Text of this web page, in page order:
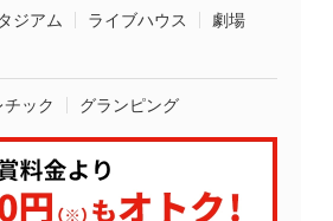
ジアム ライブハウス
劇場
チック グランピング